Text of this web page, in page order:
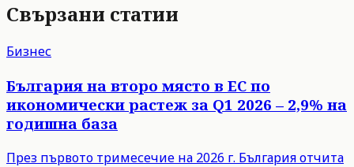
Свързани статии
Бизнес
България на второ място в ЕС по
икономически растеж за Q1 2026 – 2,9% на
годишна база
През първото тримесечие на 2026 г. България отчита